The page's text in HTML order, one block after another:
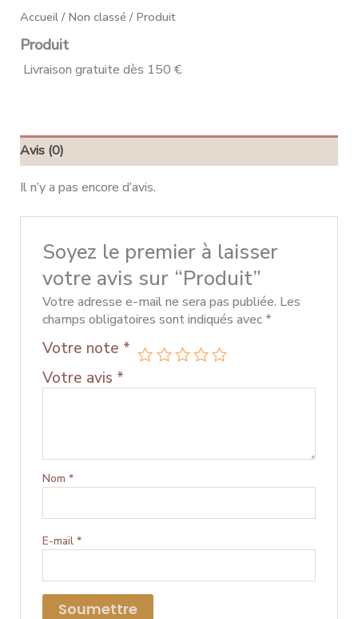
Accueil / Non classé / Produit
Produit
Livraison gratuite dès 150 €
Avis (0)
Il n’y a pas encore d’avis.
Soyez le premier à laisser
votre avis sur “Produit”
Votre adresse e-mail ne sera pas publiée. Les
champs obligatoires sont indiqués avec *
Votre note *
Votre avis *
Nom *
E-mail *